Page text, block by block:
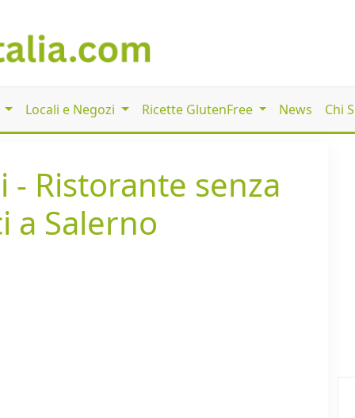
Locali e Negozi Ricette GlutenFree News Chi
- Ristorante senza
a Salerno